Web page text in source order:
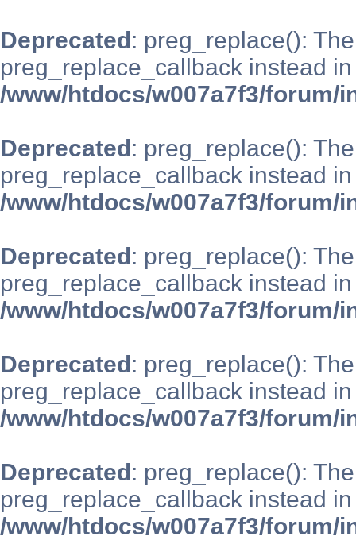
Deprecated: preg_replace():
preg_replace_callback instead in
/www/htdocs/w007a7f3/forum/
Deprecated: preg_replace():
preg_replace_callback instead in
/www/htdocs/w007a7f3/forum/
Deprecated: preg_replace():
preg_replace_callback instead in
/www/htdocs/w007a7f3/forum/
Deprecated: preg_replace():
preg_replace_callback instead in
/www/htdocs/w007a7f3/forum/
Deprecated: preg_replace():
preg_replace_callback instead in
/www/htdocs/w007a7f3/forum/